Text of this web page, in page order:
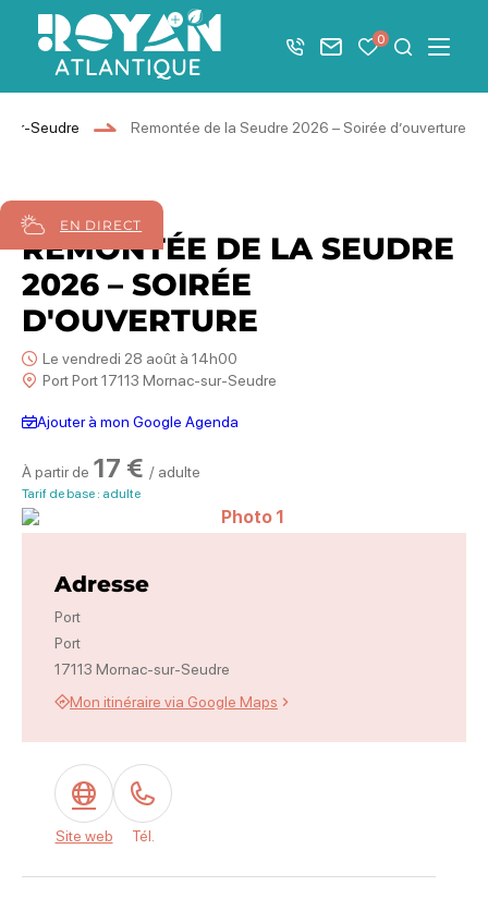
Afficher la barre de navigation du mode éco
Royan Atlantique
+33 5 46 08 21 00
Nous contacter
Mes favoris
0 JeMenu
Seudre Remontée de la Seudre 2026 – Soirée d’ouverture
EN DIRECT
28 août2026
REMONTÉE DE LA SEUDRE
2026 – SOIRÉE
D'OUVERTURE
Le vendredi 28 août à 14h00
Port Port 17113 Mornac-sur-Seudre
Ajouter à mon Google Agenda
À partir de 17 € / adulte
Tarif de base : adulte
Photo 1
Adresse
Port
Port
17113 Mornac-sur-Seudre
Mon itinéraire via Google Maps
Site web Tél.